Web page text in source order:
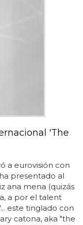
'The
a eurovisión con
presentado al
ana mena (quizás
a por el talent
este tinglado con
catona, aka "the